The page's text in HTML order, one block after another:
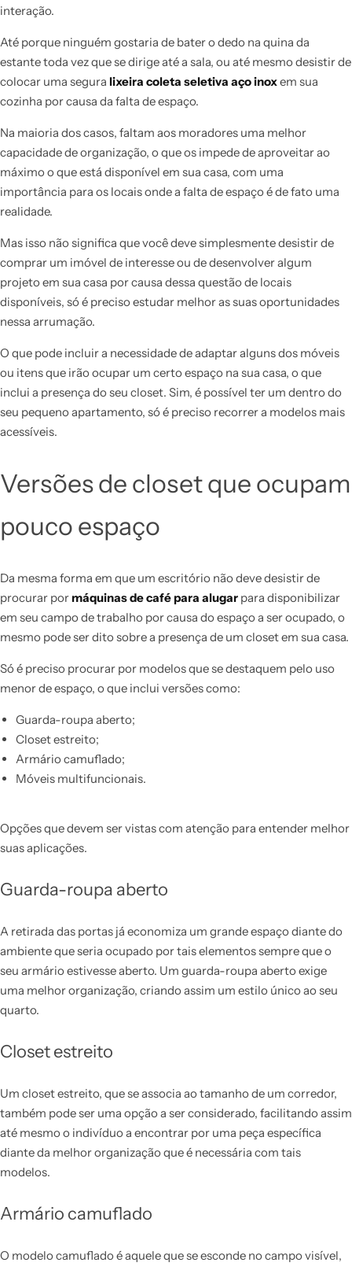
interação.
Até porque ninguém gostaria de bater o dedo na quina da
estante toda vez que se dirige até a sala, ou até mesmo desistir de
colocar uma segura lixeira coleta seletiva aço inoxem sua
cozinha por causa da falta de espaço.
Na maioria dos casos, faltam aos moradores uma melhor
capacidade de organização, o que os impede de aproveitar ao
máximo o que está disponível em sua casa, com uma
importância para os locais onde a falta de espaço é de fato uma
realidade.
Mas isso não significa que você deve simplesmente desistir de
comprar um imóvel de interesse ou de desenvolver algum
projeto em sua casa por causa dessa questão de locais
disponíveis, só é preciso estudar melhor as suas oportunidades
nessa arrumação.
O que pode incluir a necessidade de adaptar alguns dos móveis
ou itens que irão ocupar um certo espaço na sua casa, o que
inclui a presença do seu closet. Sim, é possível ter um dentro do
seu pequeno apartamento, só é preciso recorrer a modelos mais
acessíveis.
Versões de closet que ocupam
pouco espaço
Da mesma forma em que um escritório não deve desistir de
procurar por máquinas de café para alugar para disponibilizar
em seu campo de trabalho por causa do espaço a ser ocupado, o
mesmo pode ser dito sobre a presença de um closet em sua casa.
Só é preciso procurar por modelos que se destaquem pelo uso
menor de espaço, o que inclui versões como:
Guarda-roupa aberto;
Closet estreito;
Armário camuflado;
Móveis multifuncionais.
Opções que devem ser vistas com atenção para entender melhor
suas aplicações.
Guarda-roupa aberto
A retirada das portas já economiza um grande espaço diante do
ambiente que seria ocupado por tais elementos sempre que o
seu armário estivesse aberto. Um guarda-roupa aberto exige
uma melhor organização, criando assim um estilo único ao seu
quarto.
Closet estreito
Um closet estreito, que se associa ao tamanho de um corredor,
também pode ser uma opção a ser considerado, facilitando assim
até mesmo o indivíduo a encontrar por uma peça específica
diante da melhor organização que é necessária com tais
modelos.
Armário camuflado
O modelo camuflado é aquele que se esconde no campo visível,